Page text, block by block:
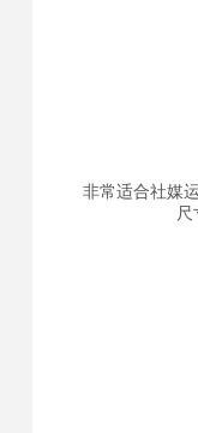
非常适合社媒